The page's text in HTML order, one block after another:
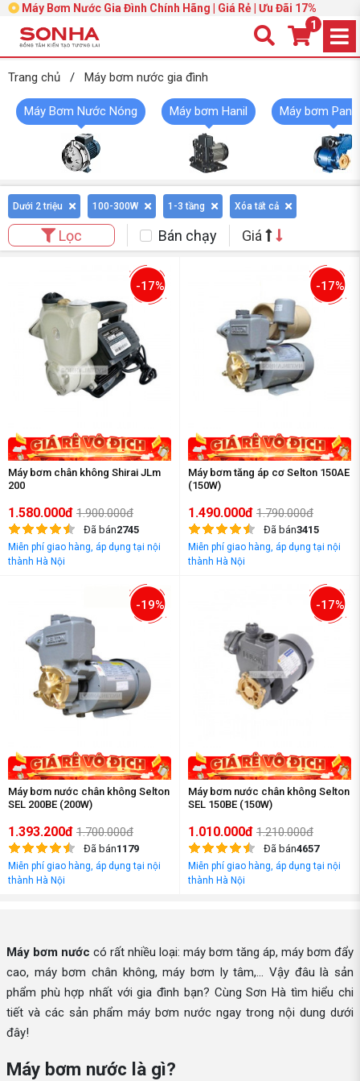
Máy Bơm Nước Gia Đình Chính Hãng | Giá Rẻ | Ưu Đãi 17%
1
Trang chủ / Máy bơm nước gia đình
Máy Bơm Nước Nóng Máy bơm Hanil Máy bơm
Dưới 2 triệu 100-300W 1-3 tầng Xóa tất cả
Lọc Bán chạy Giá
-17%
Máy bơm chân không Shirai JLm
200
1.580.000đ 1.900.000đ
Đã bán2745
Miễn phí giao hàng, áp dụng tại nội
thành Hà Nội
-17%
Máy bơm tăng áp cơ Selton 150AE
(150W)
1.490.000đ 1.790.000đ
Đã bán3415
Miễn phí giao hàng, áp dụng tại nội
thành Hà Nội
-19%
Máy bơm nước chân không Selton
SEL 200BE (200W)
1.393.200đ 1.700.000đ
Đã bán1179
Miễn phí giao hàng, áp dụng tại nội
thành Hà Nội
-17%
Máy bơm nước chân không Selton
SEL 150BE (150W)
1.010.000đ 1.210.000đ
Đã bán4657
Miễn phí giao hàng, áp dụng tại nội
thành Hà Nội
Máy bơm nước có rất nhiều loại: máy bơm tăng áp, máy bơm đẩy
cao, máy bơm chân không, máy bơm ly tâm,... Vậy đâu là sản
phẩm phù hợp nhất với gia đình bạn? Cùng Sơn Hà tìm hiểu chi
tiết và các sản phẩm máy bơm nước ngay trong nội dung dưới
đây!
Máy bơm nước là gì?